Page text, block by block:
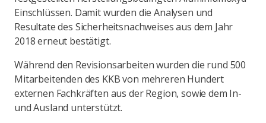
Einschlüssen. Damit wurden die Analysen und
Resultate des Sicherheitsnachweises aus dem Jahr
2018 erneut bestätigt.
Während den Revisionsarbeiten wurden die rund 500
Mitarbeitenden des KKB von mehreren Hundert
externen Fachkräften aus der Region, sowie dem In-
und Ausland unterstützt.